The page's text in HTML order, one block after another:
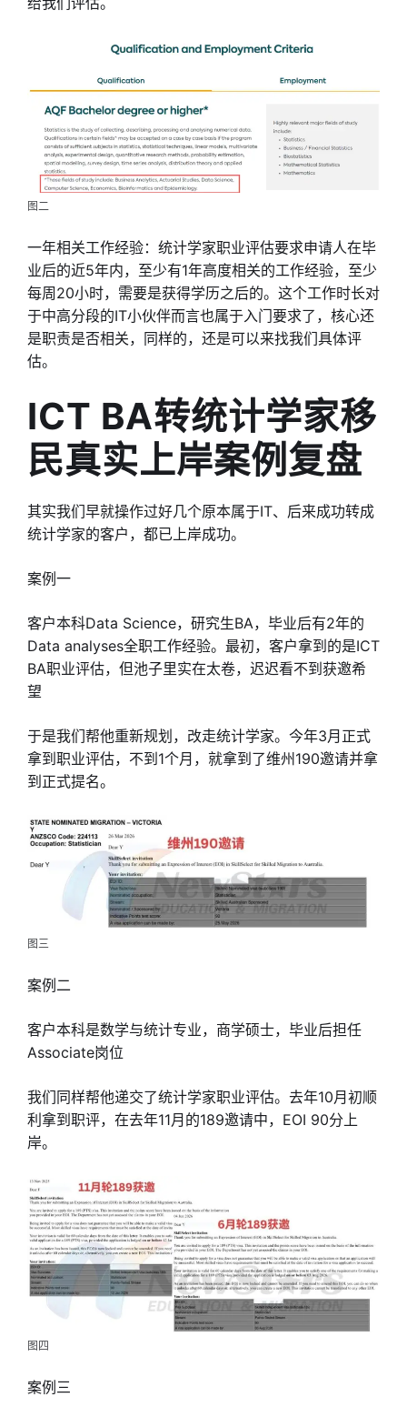
图二
一年相关工作经验：统计学家职业评估要求申请人在毕
业后的近5年内，至少有1年高度相关的工作经验，至少
每周20小时，需要是获得学历之后的。这个工作时长对
于中高分段的IT小伙伴而言也属于入门要求了，核心还
是职责是否相关，同样的，还是可以来找我们具体评
估。
ICT BA转统计学家移
民真实上岸案例复盘
其实我们早就操作过好几个原本属于IT、后来成功转成
统计学家的客户，都已上岸成功。
案例一
客户本科Data Science，研究生BA，毕业后有2年的
Data analyses全职工作经验。最初，客户拿到的是ICT
BA职业评估，但池子里实在太卷，迟迟看不到获邀希
望
于是我们帮他重新规划，改走统计学家。今年3月正式
拿到职业评估，不到1个月，就拿到了维州190邀请并拿
到正式提名。
图三
案例二
客户本科是数学与统计专业，商学硕士，毕业后担任
Associate岗位
我们同样帮他递交了统计学家职业评估。去年10月初顺
利拿到职评，在去年11月的189邀请中，EOI 90分上
岸。
图四
案例三